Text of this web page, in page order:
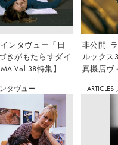
ンタヴュー「日
きがもたらすダイ
Vol.38特集】
非公開:
ルックス
真機店ヴ
タヴュー ARTICLES